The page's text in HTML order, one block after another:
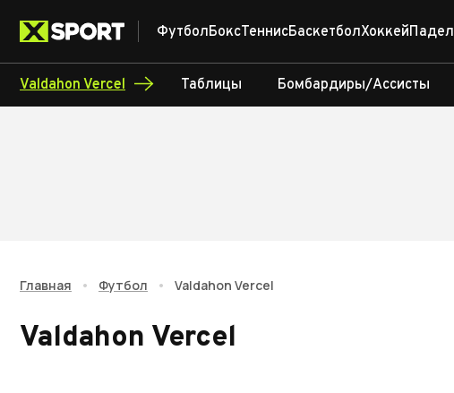
ФутболБоксТеннисБаскетболХоккейПадел
Valdahon Vercel Таблицы Бомбардиры/Ассисты
Главная • Футбол • Valdahon Vercel
Valdahon Vercel